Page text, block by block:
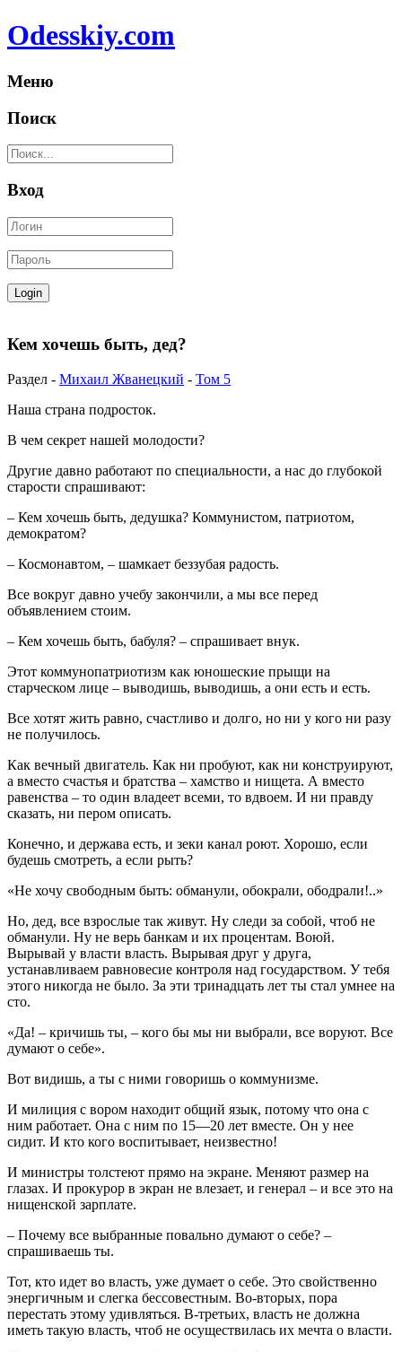
Odesskiy.com
Меню
Поиск
Вход
Кем хочешь быть, дед?
Раздел - Михаил Жванецкий - Том 5
Наша страна подросток.
В чем секрет нашей молодости?
Другие давно работают по специальности, а нас до глубокой
старости спрашивают:
– Кем хочешь быть, дедушка? Коммунистом, патриотом,
демократом?
– Космонавтом, – шамкает беззубая радость.
Все вокруг давно учебу закончили, а мы все перед
объявлением стоим.
– Кем хочешь быть, бабуля? – спрашивает внук.
Этот коммунопатриотизм как юношеские прыщи на
старческом лице – выводишь, выводишь, а они есть и есть.
Все хотят жить равно, счастливо и долго, но ни у кого ни разу
не получилось.
Как вечный двигатель. Как ни пробуют, как ни конструируют,
а вместо счастья и братства – хамство и нищета. А вместо
равенства – то один владеет всеми, то вдвоем. И ни правду
сказать, ни пером описать.
Конечно, и держава есть, и зеки канал роют. Хорошо, если
будешь смотреть, а если рыть?
«Не хочу свободным быть: обманули, обокрали, ободрали!..»
Но, дед, все взрослые так живут. Ну следи за собой, чтоб не
обманули. Ну не верь банкам и их процентам. Воюй.
Вырывай у власти власть. Вырывая друг у друга,
устанавливаем равновесие контроля над государством. У тебя
этого никогда не было. За эти тринадцать лет ты стал умнее на
сто.
«Да! – кричишь ты, – кого бы мы ни выбрали, все воруют. Все
думают о себе».
Вот видишь, а ты с ними говоришь о коммунизме.
И милиция с вором находит общий язык, потому что она с
ним работает. Она с ним по 15—20 лет вместе. Он у нее
сидит. И кто кого воспитывает, неизвестно!
И министры толстеют прямо на экране. Меняют размер на
глазах. И прокурор в экран не влезает, и генерал – и все это на
нищенской зарплате.
– Почему все выбранные повально думают о себе? –
спрашиваешь ты.
Тот, кто идет во власть, уже думает о себе. Это свойственно
энергичным и слегка бессовестным. Во-вторых, пора
перестать этому удивляться. В-третьих, власть не должна
иметь такую власть, чтоб не осуществилась их мечта о власти.